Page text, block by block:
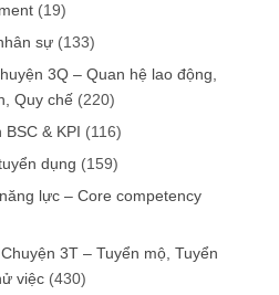
(19)
sự (133)
3Q – Quan hệ lao động,
Quy chế (220)
& KPI (116)
dụng (159)
lực – Core competency
3T – Tuyển mộ, Tuyển
việc (430)